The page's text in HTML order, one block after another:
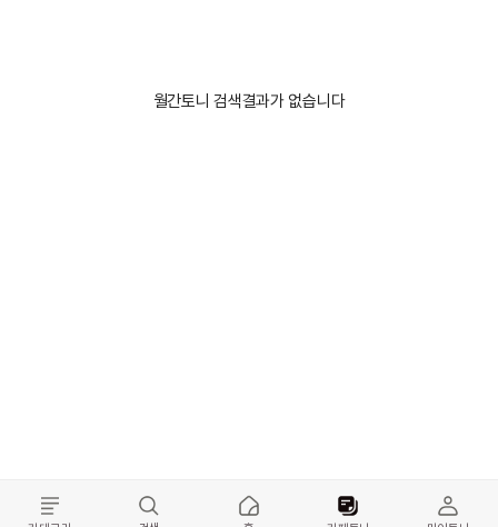
월간토니 검색결과가 없습니다